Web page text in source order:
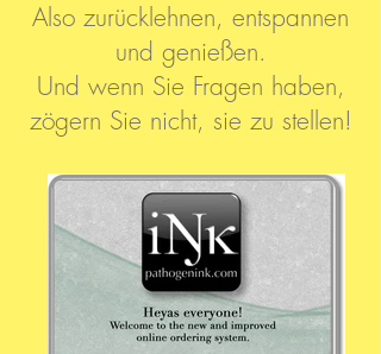
Also zurücklehnen, entspannen
und genießen.
Und wenn Sie Fragen haben,
zögern Sie nicht, sie zu stellen!